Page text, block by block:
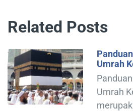
Related Posts
Umrah
Umrah